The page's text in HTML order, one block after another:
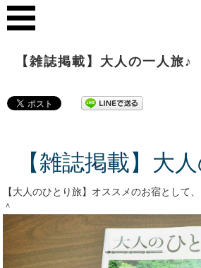
【雑誌掲載】大人の一人旅♪
【雑誌掲載】大
【大人のひとり旅】オススメのお宿として
＾